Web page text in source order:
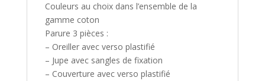
Couleurs au choix dans l’ensemble de la
gamme coton
Parure 3 pièces :
– Oreiller avec verso plastifié
– Jupe avec sangles de fixation
– Couverture avec verso plastifié